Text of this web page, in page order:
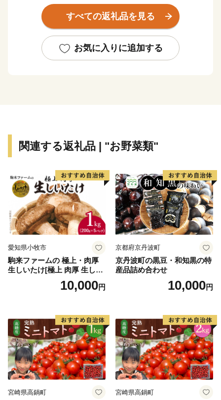
もんどき)」が出土しました。
明治初期までは、人口約4000人の半農半漁の一寒村で
公布されると急速に発展し、明治35年に「佐世保村」か
ら一挙に「佐世保市」となりました。
す。
【面 積】426.06k㎡
【人 口】239,971人（令和4年1月1日現在 推計人口）
【世帯数】104,477世帯
【市の木】ハナミズキ
【市の花】カノコユリ
波佐見町、平戸市、松浦市）、佐賀県（伊万里市、有田
町）
【お問い合わせ先】
電話 050-1707-9329
E-mail: info@furusato-sasebo.jp
すべての返礼品を見る
お気に入りに追加する
関連する返礼品 | "お野菜類"
愛知県小牧市
駒来ファームの 極上・肉厚
生しいたけ[極上 肉厚 生しい
たけ 生シイタケ 生椎茸 安心
安全 国産 採れたて 新鮮 きの
10,000円
京都府京丹波町
京丹波町の黒豆・和知黒の特
産品詰め合わせ
10,000円
宮崎県高鍋町 宮崎県高鍋町